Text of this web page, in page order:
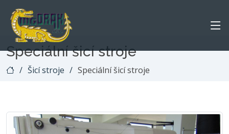
Speciální šicí stroje
Šicí stroje Speciální šicí stroje